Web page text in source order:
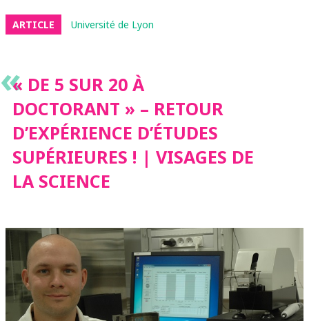
ARTICLE Université de Lyon
«« DE 5 SUR 20 À
DOCTORANT » – RETOUR
D’EXPÉRIENCE D’ÉTUDES
SUPÉRIEURES ! | VISAGES DE
LA SCIENCE